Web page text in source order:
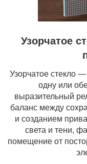
Узорчатое
Узорчатое стекло —
одну или
выразительный
баланс между
и созданием
света и тени,
помещение от